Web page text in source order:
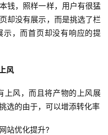
钱，照样一样，用户有很猛
却没有展示，而是挑选了栏
，而首页却没有响应的提
风
风，而且将产物的上风展
选的由于，可以增添转化率
站优化提升?